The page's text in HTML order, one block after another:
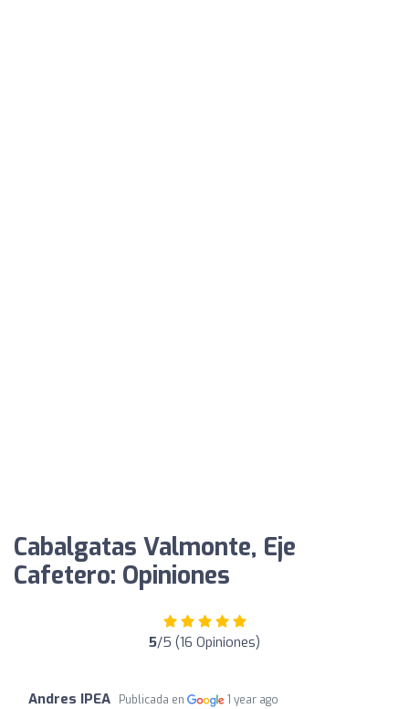
Cabalgatas Valmonte, Eje
Cafetero: Opiniones
5/5 (16 Opiniones)
Andres IPEA Publicada en 1 year ago